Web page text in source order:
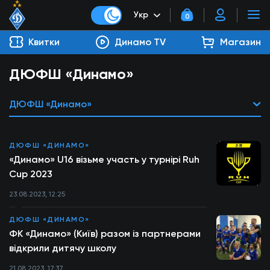
Укр 0
Квитки Динамо TV Магазин
ДЮФШ «Динамо»
ДЮФШ «Динамо»
ДЮФШ «ДИНАМО»
«Динамо» U16 візьме участь у турнірі Ruh
Cup 2023
23.08.2023, 12:25
ДЮФШ «ДИНАМО»
ФК «Динамо» (Київ) разом із партнерами
відкрили дитячу школу
21.08.2023, 17:37